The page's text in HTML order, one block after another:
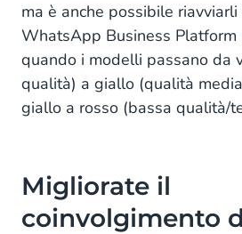
ma è anche possibile
WhatsApp Business Platform
quando i modelli passano da
qualità) a giallo (qualità
giallo a rosso (bassa qualità/
Migliorate il
coinvolgimento